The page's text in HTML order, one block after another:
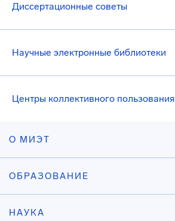
Диссертационные советы
Научные электронные библиотеки
Центры коллективного пользования
О МИЭТ
ОБРАЗОВАНИЕ
НАУКА